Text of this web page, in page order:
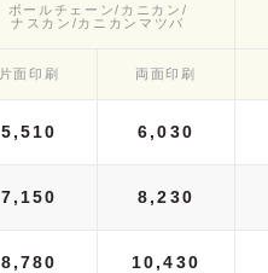
ボールチェーン/カニカン/
ナスカン/カニカンマツバ
片面印刷 両面印刷
5,510 6,030
7,150 8,230
8,780 10,430